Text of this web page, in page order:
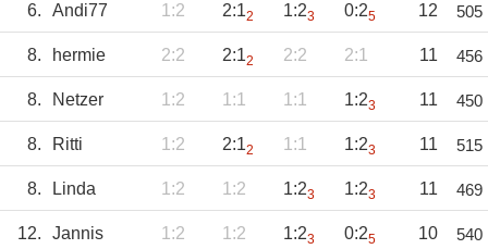
6. Andi77 1:2 2:12 1:23 0:25 12 505
8. hermie 2:2 2:12 2:2 2:1 11 456
8. Netzer 1:2 1:1 1:1 1:23 11 450
8. Ritti 1:2 2:12 1:1 1:23 11 515
8. Linda 1:2 1:2 1:23 1:23 11 469
12. Jannis 1:2 1:2 1:23 0:25 10 540